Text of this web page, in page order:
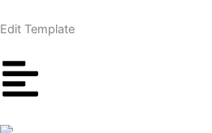
al
Edit Template